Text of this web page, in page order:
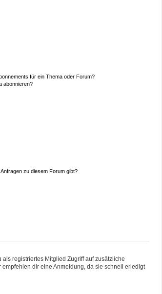
für ein Thema oder Forum?
abonnieren?
zu diesem Forum gibt?
registriertes Mitglied Zugriff auf zusätzliche
dir eine Anmeldung, da sie schnell erledigt